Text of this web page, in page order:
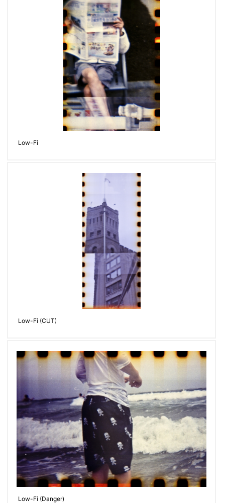
Low-Fi
Low-Fi (CUT)
Low-Fi (Danger)